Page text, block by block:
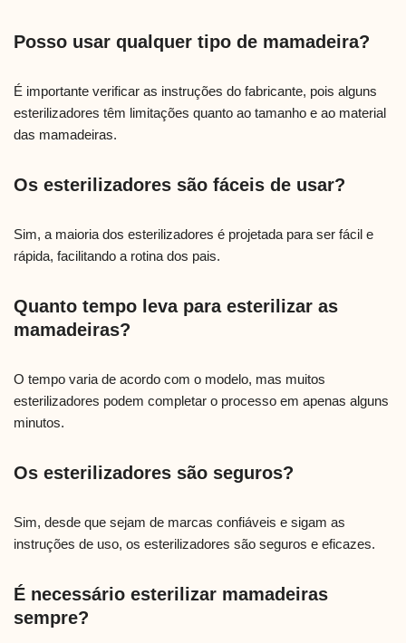
Posso usar qualquer tipo de mamadeira?
É importante verificar as instruções do fabricante, pois alguns
esterilizadores têm limitações quanto ao tamanho e ao material
das mamadeiras.
Os esterilizadores são fáceis de usar?
Sim, a maioria dos esterilizadores é projetada para ser fácil e
rápida, facilitando a rotina dos pais.
Quanto tempo leva para esterilizar as
mamadeiras?
O tempo varia de acordo com o modelo, mas muitos
esterilizadores podem completar o processo em apenas alguns
minutos.
Os esterilizadores são seguros?
Sim, desde que sejam de marcas confiáveis e sigam as
instruções de uso, os esterilizadores são seguros e eficazes.
É necessário esterilizar mamadeiras
sempre?